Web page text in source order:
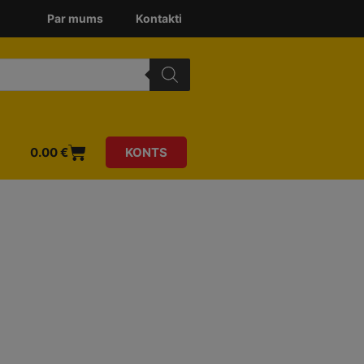
Par mums Kontakti
0.00€ KONTS